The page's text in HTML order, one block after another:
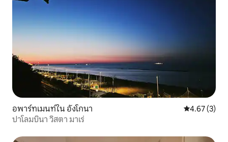
อพาร์ทเมนท์ใน อังโกนา คะแนนเฉลี่ย
4.67 (3)
ปาโลมบินา วิสตา มาเร่